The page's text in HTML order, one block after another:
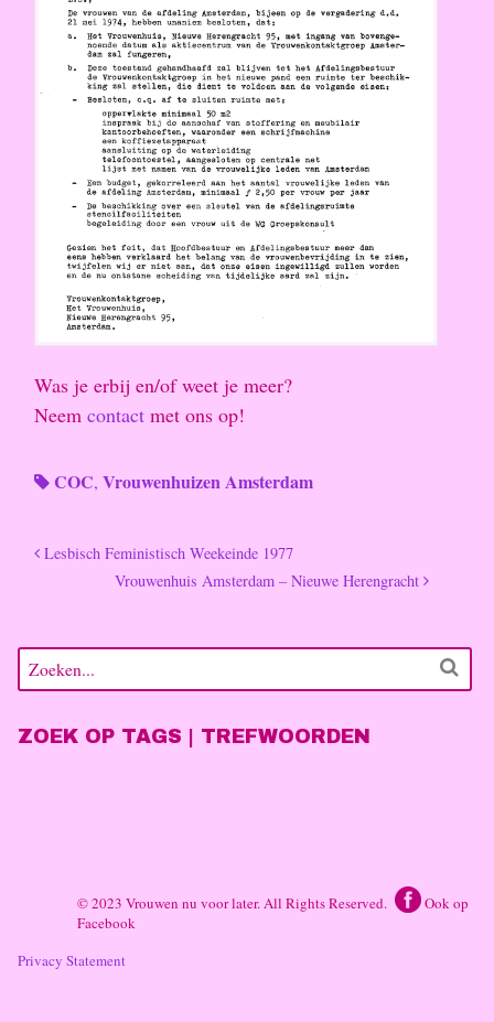
Was je erbij en/of weet je meer?
Neem contact met ons op!
COC, Vrouwenhuizen Amsterdam
Lesbisch Feministisch Weekeinde 1977
Vrouwenhuis Amsterdam – Nieuwe Herengracht
ZOEK OP TAGS | TREFWOORDEN
© 2023 Vrouwen nu voor later. All Rights Reserved.
Ook op
Facebook
Privacy Statement